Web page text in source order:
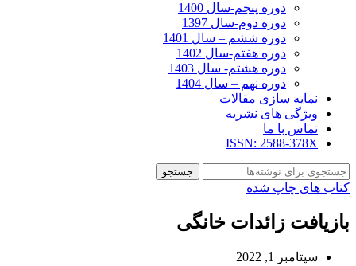
دوره پنجم-سال 1400
دوره دوم-سال 1397
دوره ششم – سال 1401
دوره هفتم-سال 1402
دوره هشتم- سال 1403
دوره نهم – سال 1404
نمایه سازی مقالات
ویژگی های نشریه
تماس با ما
ISSN: 2588-378X
جستجو
کتاب های چاپ شده
بازیافت زائدات خانگی
سپتامبر 1, 2022